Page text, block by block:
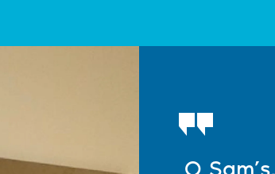
O